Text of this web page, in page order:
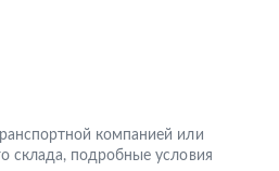
компанией или
склада, подробные условия